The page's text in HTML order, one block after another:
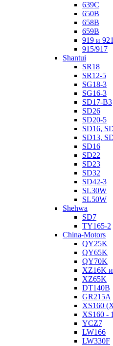
639С
650B
658B
659B
919 и 921
915/917
Shantui
SR18
SR12-5
SG18-3
SG16-3
SD17-B3
SD26
SD20-5
SD16,
SD13,
SD16
SD22
SD23
SD32
SD42-3
SL30W
SL50W
Shehwa
SD7
TY165-2
China-Motors
QY25K
QY65K
QY70K
XZ16K
XZ65K
DT140B
GR215A
XS160
XS160 -
YCZ7
LW166
LW330F